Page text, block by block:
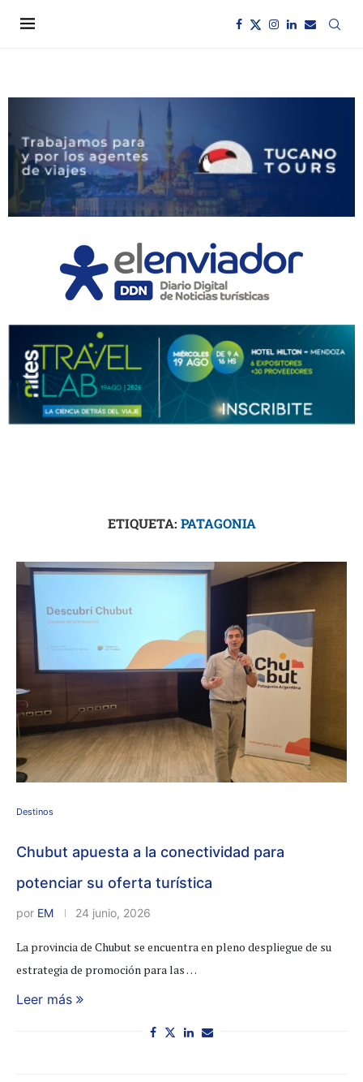
ETIQUETA: PATAGONIA
Destinos
Chubut apuesta a la conectividad para
potenciar su oferta turística
por EM 24 junio, 2026
La provincia de Chubut se encuentra en pleno despliegue de su
estrategia de promoción para las …
Leer más